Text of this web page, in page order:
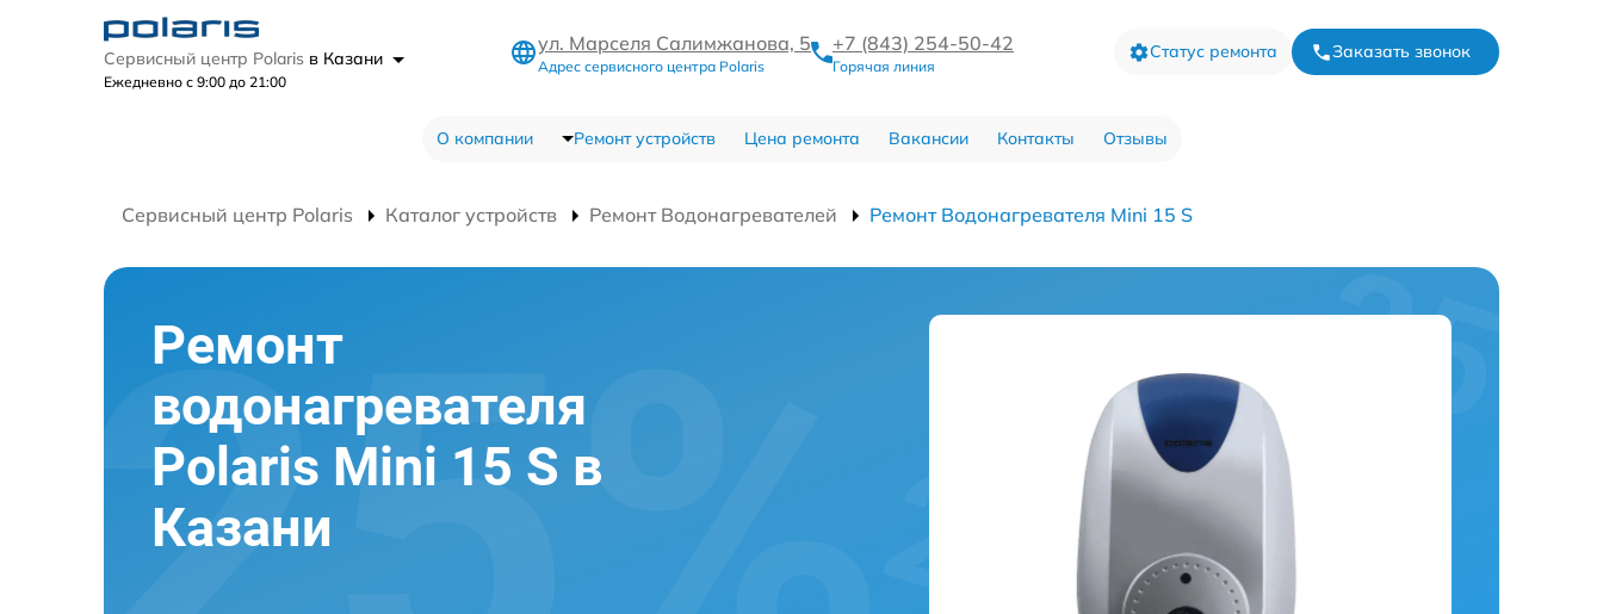
Сервисный центр Polaris в Казани
Ежедневно с 9:00 до 21:00
ул. Марселя Салимжанова, 5
Адрес сервисного центра Polaris
+7 (843) 254-50-42
Горячая линия
Статус ремонта Заказать звонок
О компании Ремонт устройств Цена ремонта Вакансии Контакты Отзывы
Сервисный центр Polaris Каталог устройств Ремонт Водонагревателей Ремонт Водонагревателя Mini 15 S
Ремонт
водонагревателя
Polaris Mini 15 S в
Казани